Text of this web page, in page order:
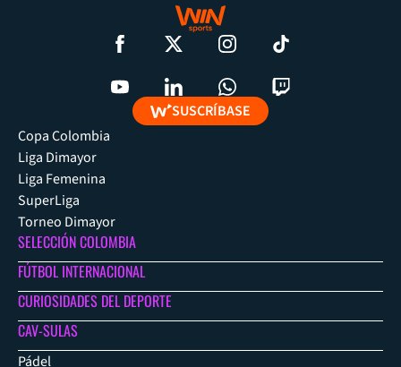
SUSCRÍBASE
Copa Colombia
Liga Dimayor
Liga Femenina
SuperLiga
Torneo Dimayor
SELECCIÓN COLOMBIA
FÚTBOL INTERNACIONAL
CURIOSIDADES DEL DEPORTE
CAV-SULAS
Pádel